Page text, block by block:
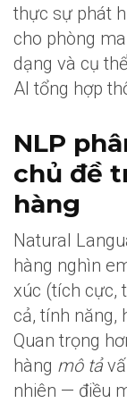
thực sự phát
cho phòng
dạng và cụ
AI tổng hợp
NLP
chủ đề
hàng
Natural
hàng nghìn
xúc (tích cực,
cả, tính năng,
Quan trọng
hàng mô tả
nhiên — điều